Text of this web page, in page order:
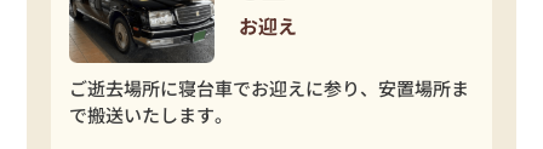
お迎え
ご逝去場所に寝台車でお迎えに参り、安置場所ま
で搬送いたします。